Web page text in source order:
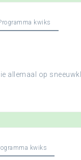
kwiks
allemaal op
kwiks